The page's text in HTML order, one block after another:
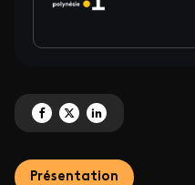
Partagez 'Commémoration de
Partagez 'Commémoration
Partagez
Présentation